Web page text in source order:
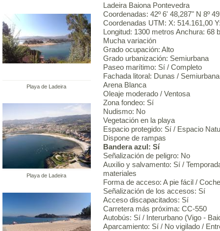
Ladeira Baiona Pontevedra
Coordenadas: 42º 6' 48,287" N 8º
Coordenadas UTM: X: 514.161,00
Longitud: 1300 metros Anchura: 68
Mucha variación
Grado ocupación: Alto
Grado urbanización: Semiurbana
Paseo marítimo: Sí / Completo
Fachada litoral: Dunas / Semiurbana
Arena Blanca
Oleaje moderado / Ventosa
Zona fondeo: Sí
Nudismo: No
Vegetación en la playa
Espacio protegido: Sí / Espacio
Dispone de rampas
Bandera azul: Sí
Señalización de peligro: No
Auxilio y salvamento: Sí /
materiales
Forma de acceso: A pie fácil / Coche
Señalización de los accesos: Sí
Acceso discapacitados: Sí
Carretera más próxima: CC-550
Autobús: Sí / Interurbano (Vigo -
Aparcamiento: Sí / No vigilado /
Playa de Ladeira
Playa de Ladeira